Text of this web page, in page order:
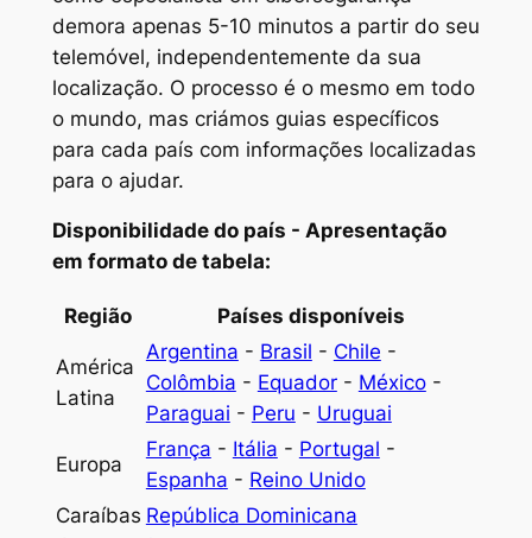
demora apenas 5-10 minutos a partir do seu
telemóvel, independentemente da sua
localização. O processo é o mesmo em todo
o mundo, mas criámos guias específicos
para cada país com informações localizadas
para o ajudar.
Disponibilidade do país - Apresentação
em formato de tabela:
Região Países disponíveis
América
Latina
Argentina - Brasil - Chile -
Colômbia - Equador- México-
Paraguai - Peru - Uruguai
Europa
França - Itália - Portugal -
Espanha - Reino Unido
Caraíbas República Dominicana